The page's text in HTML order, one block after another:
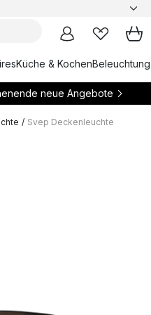
Küche & KochenBeleuchtung
neue Angebote
/ Svep Deckenleuchte